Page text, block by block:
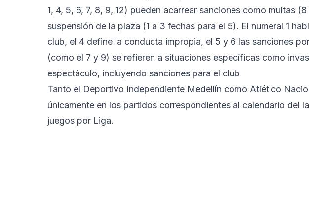
1, 4, 5, 6, 7, 8, 9, 12) pueden acarrear sanciones como multas
suspensión de la plaza (1 a 3 fechas para el 5). El numeral 1
club, el 4 define la conducta impropia, el 5 y 6 las sanciones
(como el 7 y 9) se refieren a situaciones específicas como
espectáculo, incluyendo sanciones para el club
Tanto el Deportivo Independiente Medellín como Atlético
únicamente en los partidos correspondientes al calendario del
juegos por Liga.